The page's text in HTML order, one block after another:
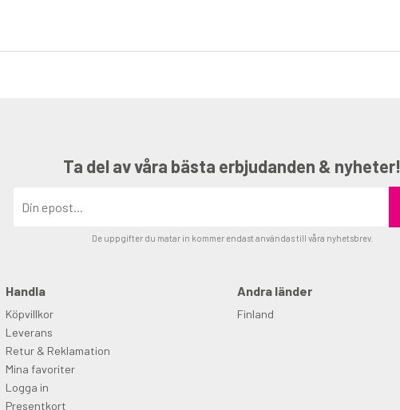
Ta del av våra bästa erbjudanden & nyheter!
De uppgifter du matar in kommer endast användas till våra nyhetsbrev.
Handla
Köpvillkor
Leverans
Retur & Reklamation
Mina favoriter
Logga in
Presentkort
Andra länder
Finland